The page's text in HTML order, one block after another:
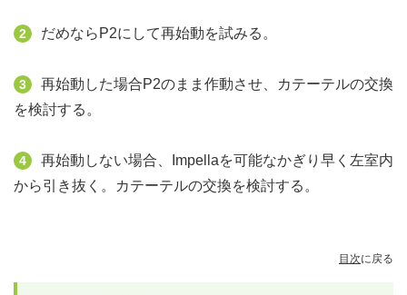
2 だめならP2にして再始動を試みる。
3
再始動した場合P2のまま作動させ、カテーテルの交換
を検討する。
4
再始動しない場合、Impellaを可能なかぎり早く左室内
から引き抜く。カテーテルの交換を検討する。
目次に戻る